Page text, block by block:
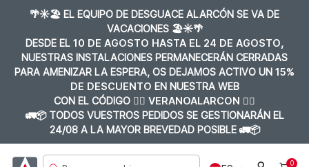
🌴☀️🏖️ EL EQUIPO DE DESGUACE ALARCÓN SE VA DE
VACACIONES 🏖️☀️🌴
DESDE EL 10 DE AGOSTO HASTA EL 24 DE AGOSTO,
NUESTRAS INSTALACIONES PERMANECERÁN CERRADAS
PARA AMENIZAR LA ESPERA, OS DEJAMOS ACTIVO UN 15%
DE DESCUENTO EN NUESTRA WEB
CON EL CÓDIGO 👉🏼 VERANOALARCON 👈🏼
🚛📦 TODOS VUESTROS PEDIDOS SE GESTIONARÁN EL
24/08 A LA MAYOR BREVEDAD POSIBLE 🚛📦
0